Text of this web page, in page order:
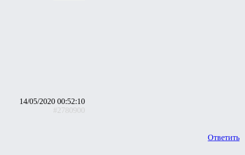
14/05/2020 00:52:10
#2780900
Ответить